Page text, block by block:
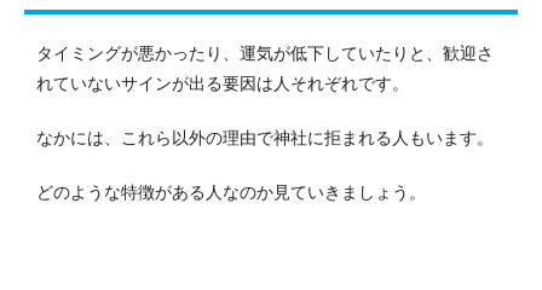
タイミングが悪かったり、運気が低下していたりと、歓迎さ
れていないサインが出る要因は人それぞれです。
なかには、これら以外の理由で神社に拒まれる人もいます。
どのような特徴がある人なのか見ていきましょう。